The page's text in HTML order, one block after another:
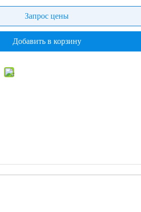
Запрос цены
Добавить в корзину